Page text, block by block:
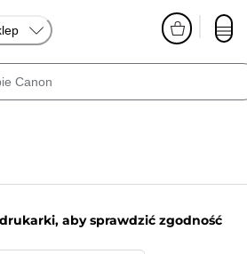
aby sprawdzić zgodność